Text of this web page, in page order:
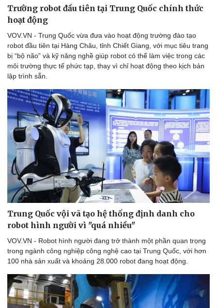
Trường robot đầu tiên tại Trung Quốc chính thức
hoạt động
VOV.VN - Trung Quốc vừa đưa vào hoạt động trường đào tạo
robot đầu tiên tại Hàng Châu, tỉnh Chiết Giang, với mục tiêu trang
bị “bộ não” và kỹ năng nghề giúp robot có thể làm việc trong các
môi trường thực tế phức tạp, thay vì chỉ hoạt động theo kịch bản
lập trình sẵn.
Trung Quốc vội vã tạo hệ thống định danh cho
robot hình người vì "quá nhiều"
VOV.VN - Robot hình người đang trở thành một phần quan trọng
trong ngành công nghiệp công nghệ cao tại Trung Quốc, với hơn
100 nhà sản xuất và khoảng 28.000 robot đang hoạt động.